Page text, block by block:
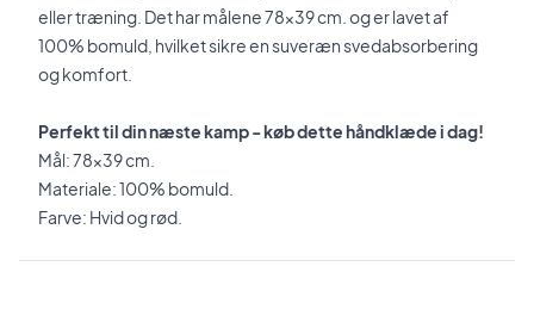
eller træning. Det har målene 78x39 cm. og er lavet af
100% bomuld, hvilket sikre en suveræn svedabsorbering
og komfort.
Perfekt til din næste kamp - køb dette håndklæde i dag!
Mål:78x39 cm.
Materiale: 100% bomuld.
Farve: Hvid og rød.